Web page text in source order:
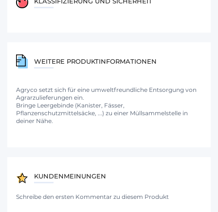
WEITERE PRODUKTINFORMATIONEN
Agryco setzt sich für eine umweltfreundliche Entsorgung von
Agrarzulieferungen ein.
Bringe Leergebinde (Kanister, Fässer,
Pflanzenschutzmittelsäcke, ...) zu einer Müllsammelstelle in
deiner Nähe.
KUNDENMEINUNGEN
Schreibe den ersten Kommentar zu diesem Produkt